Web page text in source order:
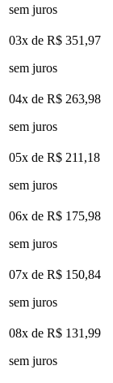
sem juros
03x de R$ 351,97
sem juros
04x de R$ 263,98
sem juros
05x de R$ 211,18
sem juros
06x de R$ 175,98
sem juros
07x de R$ 150,84
sem juros
08x de R$ 131,99
sem juros